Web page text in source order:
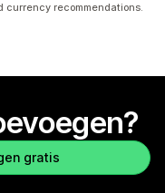
currency recommendations.
gratis